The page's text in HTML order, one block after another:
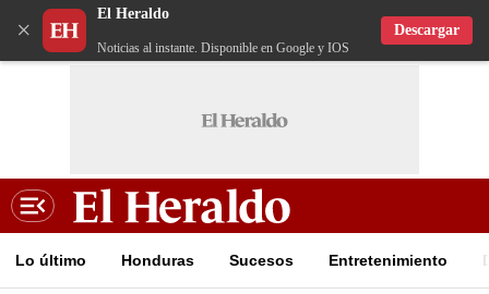
×
El Heraldo
Noticias al instante. Disponible en Google y IOS
Descargar
Lo último Honduras Sucesos Entretenimiento